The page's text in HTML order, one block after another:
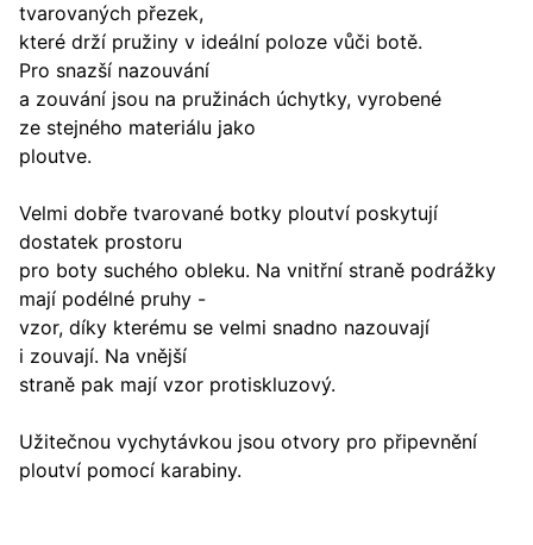
tvarovaných přezek,
které drží pružiny v ideální poloze vůči botě.
Pro snazší nazouvání
a zouvání jsou na pružinách úchytky, vyrobené
ze stejného materiálu jako
ploutve.
Velmi dobře tvarované botky ploutví poskytují
dostatek prostoru
pro boty suchého obleku. Na vnitřní straně podrážky
mají podélné pruhy -
vzor, díky kterému se velmi snadno nazouvají
i zouvají. Na vnější
straně pak mají vzor protiskluzový.
Užitečnou vychytávkou jsou otvory pro připevnění
ploutví pomocí karabiny.